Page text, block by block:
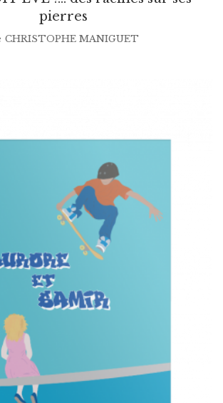
pierres
CHRISTOPHE MANIGUET